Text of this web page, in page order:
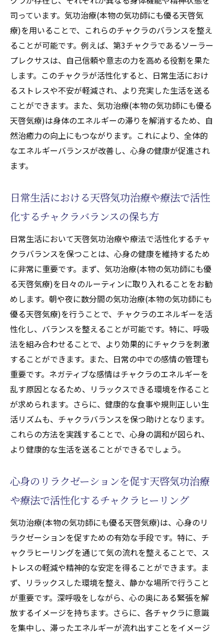
司っています。気功治療(本物の気功師にも優る天啓気
療)を用いることで、これらのチャクラのバランスを整え
ることが可能です。例えば、第3チャクラであるソーラー
プレクサスは、自己信頼や意志の力を高める役割を果た
します。このチャクラが活性化すると、日常生活におけ
るストレスや不安が軽減され、より充実した生活を送る
ことができます。また、気功治療(本物の気功師にも優る
天啓気療)は身体のエネルギーの滞りを解消するため、自
然治癒力の向上にもつながります。これにより、全体的
なエネルギーバランスが改善し、心身の健康が促進され
ます。
日常生活における天啓気功治療や療法で活性
化するチャクラバランスの保ち方
日常生活において天啓気功治療や療法で活性化するチャ
クラバランスを保つことは、心身の健康を維持するため
に非常に重要です。まず、気功治療(本物の気功師にも優
る天啓気療)を日々のルーティンに取り入れることをお勧
めします。朝や夜に数分間の気功治療(本物の気功師にも
優る天啓気療)を行うことで、チャクラのエネルギーを活
性化し、バランスを整えることが可能です。特に、呼吸
法を組み合わせることで、より効果的にチャクラを刺激
することができます。また、日常の中での感情の管理も
重要です。ネガティブな感情はチャクラのエネルギーを
乱す原因となるため、リラックスできる環境を作ること
が求められます。さらに、健康的な食事や規則正しい生
活リズムも、チャクラバランスを保つ助けとなります。
これらの方法を実践することで、心身の調和が図られ、
より健康的な生活を送ることができるでしょう。
心身のリラクゼーションを促す天啓気功治療
や療法で活性化するチャクラヒーリング
気功治療(本物の気功師にも優る天啓気療)は、心身のリ
ラクゼーションを促すための有効な手段です。特に、チ
ャクラヒーリングを通じて気の流れを整えることで、ス
トレスの軽減や精神的な安定を得ることができます。ま
ず、リラックスした環境を整え、静かな場所で行うこと
が重要です。深呼吸をしながら、心の奥にある緊張を解
放するイメージを持ちます。さらに、各チャクラに意識
を集中し、滞ったエネルギーが流れ出すことをイメージ